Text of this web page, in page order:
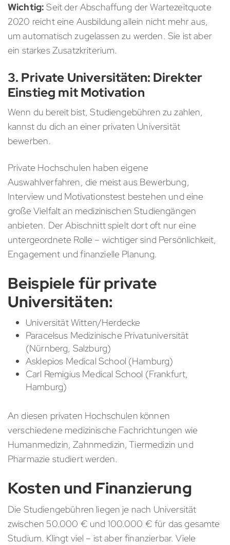
Wichtig: Seit der Abschaffung der Wartezeitquote
2020 reicht eine Ausbildung allein nicht mehr aus,
um automatisch zugelassen zu werden. Sie ist aber
ein starkes Zusatzkriterium.
3. Private Universitäten: Direkter
Einstieg mit Motivation
Wenn du bereit bist, Studiengebühren zu zahlen,
kannst du dich an einer privaten Universität
bewerben.
Private Hochschulen haben eigene
Auswahlverfahren, die meist aus Bewerbung,
Interview und Motivationstest bestehen und eine
große Vielfalt an medizinischen Studiengängen
anbieten. Der Abischnitt spielt dort oft nur eine
untergeordnete Rolle – wichtiger sind Persönlichkeit,
Engagement und finanzielle Planung.
Beispiele für private
Universitäten:
Universität Witten/Herdecke
Paracelsus Medizinische Privatuniversität
(Nürnberg, Salzburg)
Asklepios Medical School (Hamburg)
Carl Remigius Medical School (Frankfurt,
Hamburg)
An diesen privaten Hochschulen können
verschiedene medizinische Fachrichtungen wie
Humanmedizin, Zahnmedizin, Tiermedizin und
Pharmazie studiert werden.
Kosten und Finanzierung
Die Studiengebühren liegen je nach Universität
zwischen 50.000 € und 100.000 € für das gesamte
Studium. Klingt viel – ist aber finanzierbar. Viele